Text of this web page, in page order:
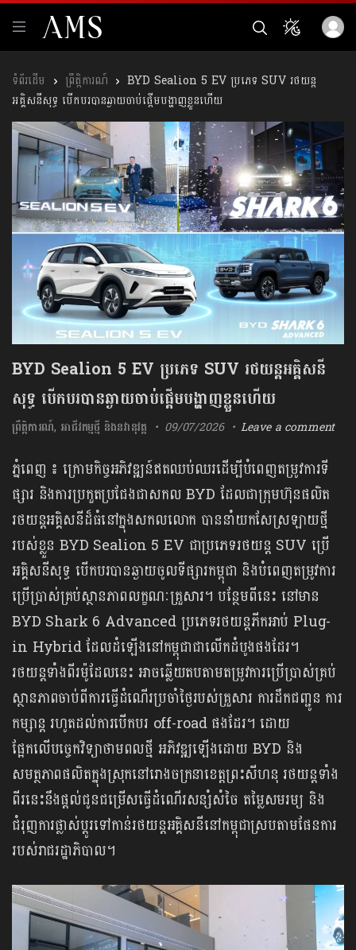
ព្រឹត្តិការណ៍
BYD Sealion 5 EV ប្រភេទ SUV រថយន្ត
អគ្គិសនីសុទ្ធ បើកបរបានឆ្ងាយចាប់ផ្តើមបង្ហាញខ្លួនហើយ
BYD Sealion 5 EV ប្រភេទ SUV រថយន្តអគ្គិសនី
សុទ្ធ បើកបរបានឆ្ងាយចាប់ផ្តើមបង្ហាញខ្លួនហើយ
ព្រឹត្តិការណ៍, អាជីវកម្មថ្មី និងនវានុវត្ត 09/07/2026 Leave a comment
ភ្នំពេញ ៖ ក្រោមកិច្ចអភិវឌ្ឍន៍ឥតឈប់ឈរដើម្បីបំពេញតម្រូវការទី
ផ្សារ និងការប្រកួតប្រជែងជាសកល BYD ដែលជាក្រុមហ៊ុនផលិត
រថយន្តអគ្គិសនីដ៏ធំនៅក្នុងសកលលោក បាននាំយកសែស្រឡាយថ្មី
របស់ខ្លួន BYD Sealion 5 EV ជាប្រភេទរថយន្ត SUV ប្រើ
អគ្គិសនីសុទ្ធ បើកបរបានឆ្ងាយចូលទីផ្សារកម្ពុជា និងបំពេញតម្រូវការ
ប្រើប្រាស់គ្រប់ស្ថានភាពលក្ខណៈគ្រួសារ។ បន្ថែមពីនេះ នៅមាន
BYD Shark 6 Advanced ប្រភេទរថយន្តភីកអាប់ Plug-
in Hybrid ដែលដំឡើងនៅកម្ពុជាជាលើកដំបូងផងដែរ។
រថយន្តទាំងពីរម៉ូដែលនេះ អាចឆ្លើយតបតាមតម្រូវការប្រើប្រាស់គ្រប់
ស្ថានភាពចាប់ពីការធ្វើដំណើរប្រចាំថ្ងៃរបស់គ្រួសារ ការដឹកជញ្ជូន ការ
កម្សាន្ត រហូតដល់ការបើកបរ off-road ផងដែរ។ ដោយ
ផ្អែកលើបច្ចេកវិទ្យាថាមពលថ្មី អភិវឌ្ឍឡើងដោយ BYD និង
សមត្ថភាពផលិតក្នុងស្រុកនៅរោងចក្រនាខេត្តព្រះសីហនុ រថយន្តទាំង
ពីរនេះនឹងផ្តល់ជូនជម្រើសធ្វើដំណើរសន្សំសំចៃ តម្លៃសមរម្យ និង
ជំរុញការផ្លាស់ប្តូរទៅកាន់រថយន្តអគ្គិសនីនៅកម្ពុជាស្របតាមផែនការ
របស់រាជរដ្ឋាភិបាល។